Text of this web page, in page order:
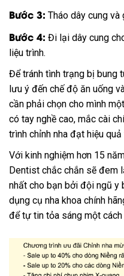
Bước 3: Tháo dây cung và
Bước 4: Đi lại dây cung
liệu trình.
Để tránh tình trạng bị bung
lưu ý đến chế độ ăn uống
cần phải chọn cho mình
có tay nghề cao, mắc cài
trình chỉnh nha đạt hiệu
Với kinh nghiệm hơn 15
Dentist chắc chắn sẽ đem
nhất cho bạn bởi đội ngũ y
dụng cụ nha khoa chính
để tự tin tỏa sáng một cách